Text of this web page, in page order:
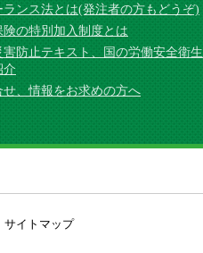
ランス法とは(発注者の方もどうぞ)
険の特別加入制度とは
害防止テキスト、国の労働安全衛生
介
せ、情報をお求めの方へ
サイトマップ